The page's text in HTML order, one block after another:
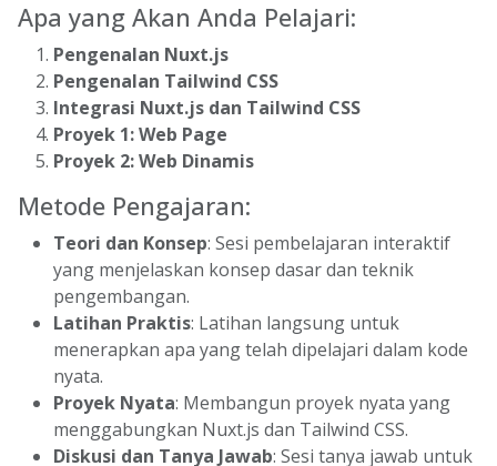
Apa yang Akan Anda Pelajari:
Pengenalan Nuxt.js
Pengenalan Tailwind CSS
Integrasi Nuxt.js dan Tailwind CSS
Proyek 1: Web Page
Proyek 2: Web Dinamis
Metode Pengajaran:
Teori dan Konsep: Sesi pembelajaran interaktif
yang menjelaskan konsep dasar dan teknik
pengembangan.
Latihan Praktis: Latihan langsung untuk
menerapkan apa yang telah dipelajari dalam kode
nyata.
Proyek Nyata: Membangun proyek nyata yang
menggabungkan Nuxt.js dan Tailwind CSS.
Diskusi dan Tanya Jawab: Sesi tanya jawab untuk